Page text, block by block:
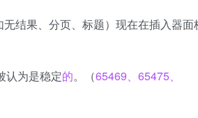
结果、分页、标题）现在在插入器面
认为是稳定的。（65469、65475、